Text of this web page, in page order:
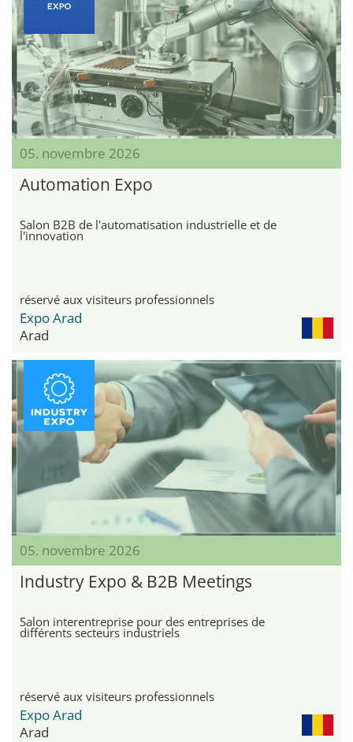
05. novembre 2026
Automation Expo
Salon B2B de l'automatisation industrielle et de
l'innovation
réservé aux visiteurs professionnels
Expo Arad
Arad
05. novembre 2026
Industry Expo & B2B Meetings
Salon interentreprise pour des entreprises de
différents secteurs industriels
réservé aux visiteurs professionnels
Expo Arad
Arad